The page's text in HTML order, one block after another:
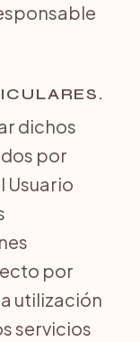
dichos
por
Usuario
por
utilización
servicios